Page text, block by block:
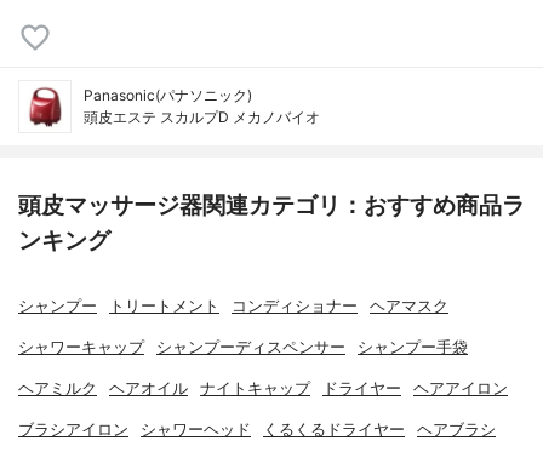
Panasonic(パナソニック)
頭皮エステ スカルプD メカノバイオ
頭皮マッサージ器関連カテゴリ：おすすめ商品ラ
ンキング
シャンプー トリートメント コンディショナー ヘアマスク
シャワーキャップ シャンプーディスペンサー シャンプー手袋
ヘアミルク ヘアオイル ナイトキャップ ドライヤー ヘアアイロン
ブラシアイロン シャワーヘッド くるくるドライヤー ヘアブラシ